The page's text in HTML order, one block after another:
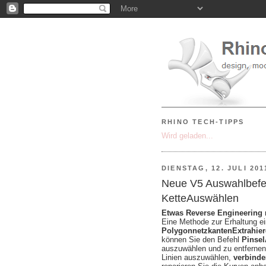
RHINO TECH-TIPPS
Wird geladen...
DIENSTAG, 12. JULI
Neue V5
KetteAuswählen
Etwas Reverse
Eine Methode zur Erhaltung
können Sie den Befehl
auszuwählen und zu
Linien auszuwählen,